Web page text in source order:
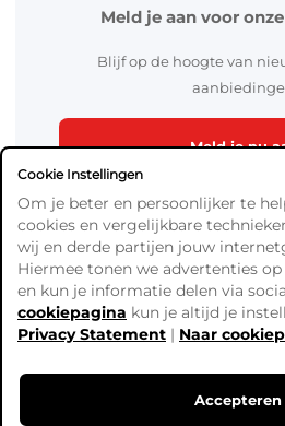
Meld je aan voor
Blijf op de hoogte van
Meld je nu
Algemene Voorwaarden
Verzend- en betaalinformatie
Cookie Instellingen
Om je beter en persoonlijker te
cookies en vergelijkbare
wij en derde partijen jouw
Hiermee tonen we advertenties
en kun je informatie delen via
cookiepagina kun je altijd je
Privacy Statement | Naar
Accepteren